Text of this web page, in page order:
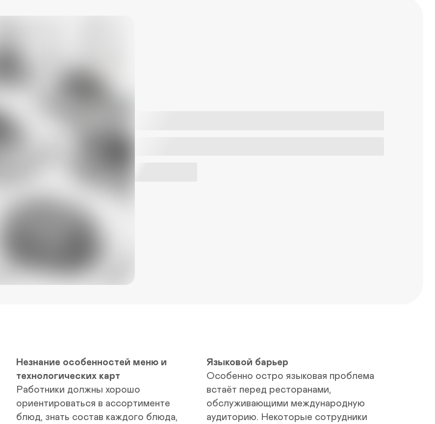
Незнание особенностей меню и
технологических карт
Работники должны хорошо
ориентироваться в ассортименте
блюд, знать состав каждого блюда,
Языковой барьер
Особенно остро языковая проблема
встаёт перед ресторанами,
обслуживающими международную
аудиторию. Некоторые сотрудники